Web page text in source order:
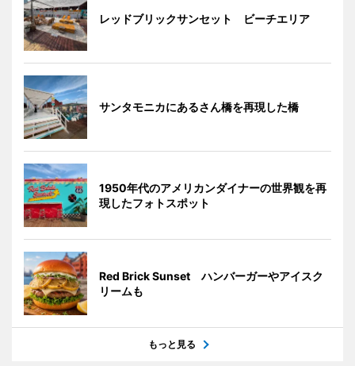
レッドブリックサンセット ビーチエリア
サンタモニカにあるさん橋を再現した橋
1950年代のアメリカンダイナーの世界観を再
現したフォトスポット
Red Brick Sunset ハンバーガーやアイスク
リームも
もっと見る